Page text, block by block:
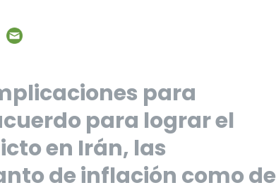
para
para lograr el
en Irán, las
de inflación como de